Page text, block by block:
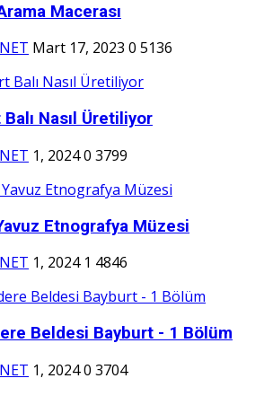
Macerası
Mart 17, 2023 0 5136
Nasıl Üretiliyor
1, 20240 3799
Etnografya Müzesi
1, 2024 1 4846
Beldesi Bayburt - 1 Bölüm
1, 20240 3704